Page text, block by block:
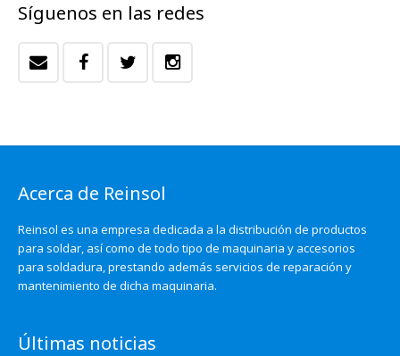
Síguenos en las redes
Acerca de Reinsol
Reinsol es una empresa dedicada a la distribución de productos
para soldar, así como de todo tipo de maquinaria y accesorios
para soldadura, prestando además servicios de reparación y
mantenimiento de dicha maquinaria.
Últimas noticias